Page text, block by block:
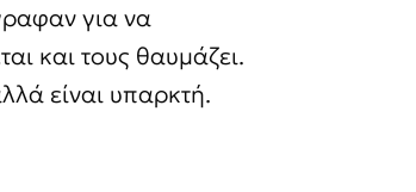
για να
και τους θαυμάζει.
είναι υπαρκτή.